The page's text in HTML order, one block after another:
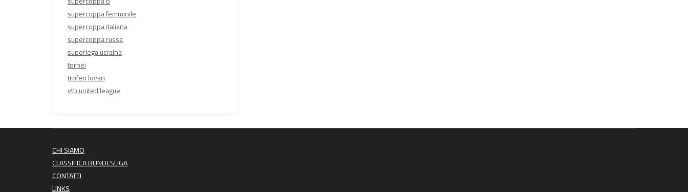
supercoppa femminile
supercoppa italiana
supercoppa russa
superlega ucraina
tornei
trofeo lovari
vtb united league
CHI SIAMO
CLASSIFICA BUNDESLIGA
CONTATTI
LINKS